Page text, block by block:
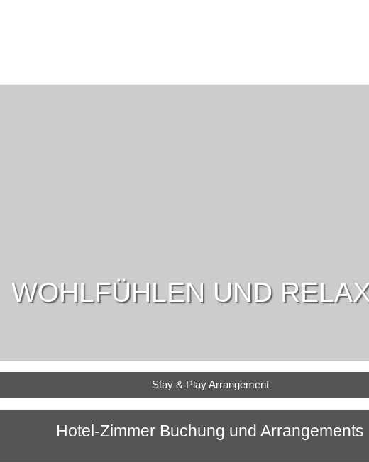
WOHLFÜHLEN UND
Stay & Play Arrangement
Hotel-Zimmer Buchung und Arrangements